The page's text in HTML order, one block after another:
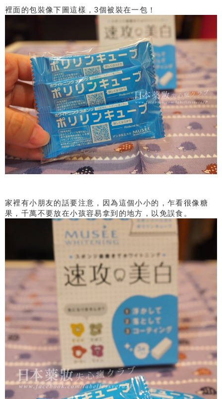
裡面的包裝像下圖這樣，3個被裝在一包！
家裡有小朋友的話要注意，因為這個小小的，乍看很像糖
果，千萬不要放在小孩容易拿到的地方，以免誤食。